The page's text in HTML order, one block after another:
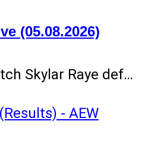
(05.08.2026)
Skylar Raye def…